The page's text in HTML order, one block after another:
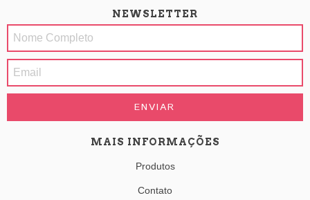
NEWSLETTER
MAIS INFORMAÇÕES
Produtos
Contato